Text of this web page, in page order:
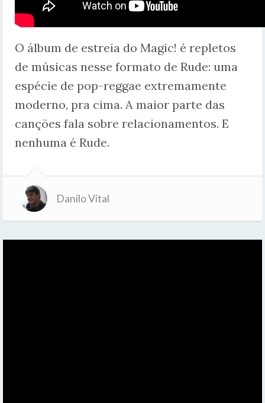
O álbum de estreia do Magic! é repletos
de músicas nesse formato de Rude: uma
espécie de pop-reggae extremamente
moderno, pra cima. A maior parte das
canções fala sobre relacionamentos. E
nenhuma é Rude.
Danilo Vital